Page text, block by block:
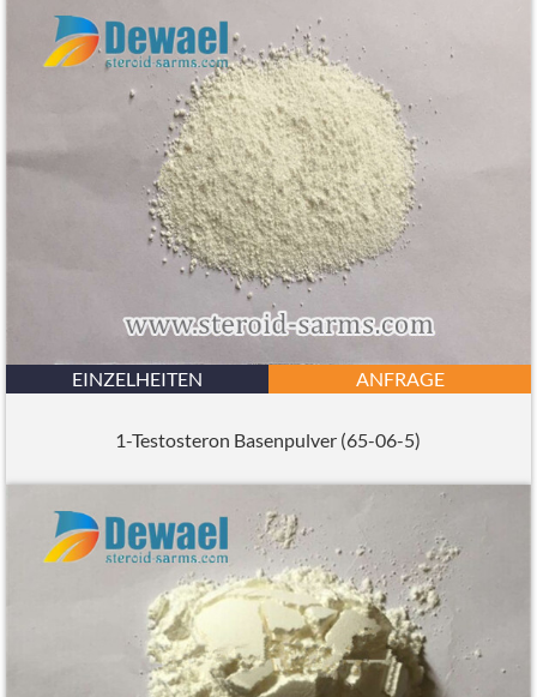
EINZELHEITEN ANFRAGE
1-Testosteron Basenpulver (65-06-5)